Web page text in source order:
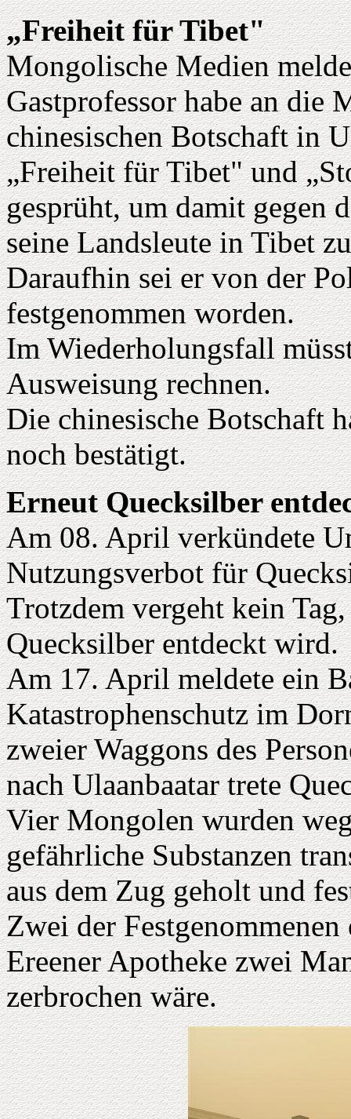
„Freiheit für Tibet"
Mongolische Medien
Gastprofessor habe an die
chinesischen Botschaft in
„Freiheit für Tibet" und
gesprüht, um damit gegen
seine Landsleute in Tibet
Daraufhin sei er von der
festgenommen worden.
Im Wiederholungsfall
Ausweisung rechnen.
Die chinesische Botschaft
noch bestätigt.
Erneut Quecksilber
Am 08. April verkündete
Nutzungsverbot für
Trotzdem vergeht kein
Quecksilber entdeckt wird.
Am 17. April meldete ein
Katastrophenschutz im
zweier Waggons des
nach Ulaanbaatar trete
Vier Mongolen wurden
gefährliche Substanzen
aus dem Zug geholt und
Zwei der
Ereener Apotheke zwei
zerbrochen wäre.